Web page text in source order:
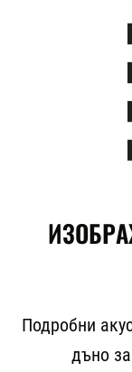
Подробни
дъно